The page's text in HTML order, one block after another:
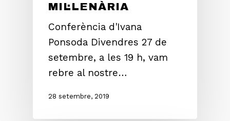
MIL·LENÀRIA
Conferència d'Ivana
Ponsoda Divendres 27 de
setembre, a les 19 h, vam
rebre al nostre…
28 setembre, 2019